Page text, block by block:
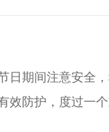
日期间注意安全
防护，度过一